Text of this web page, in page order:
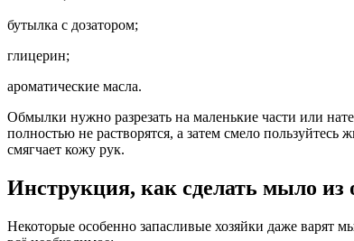
бутылка с дозатором;
глицерин;
ароматические масла.
Обмылки нужно разрезать на маленькие части или
полностью не растворятся, а затем смело
смягчает кожу рук.
Инструкция, как сделать мыло из
Некоторые особенно запасливые хозяйки даже варят